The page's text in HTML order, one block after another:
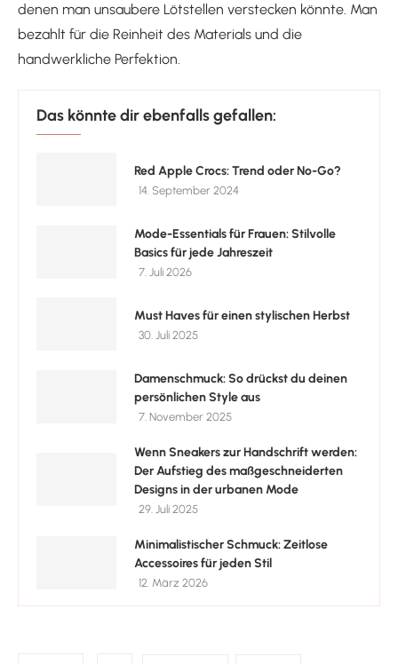
denen man unsaubere Lötstellen verstecken könnte. Man
bezahlt für die Reinheit des Materials und die
handwerkliche Perfektion.
Das könnte dir ebenfalls gefallen:
Red Apple Crocs: Trend oder No-Go?
14. September 2024
Mode-Essentials für Frauen: Stilvolle
Basics für jede Jahreszeit
7. Juli 2026
Must Haves für einen stylischen Herbst
30. Juli 2025
Damenschmuck: So drückst du deinen
persönlichen Style aus
7. November 2025
Wenn Sneakers zur Handschrift werden:
Der Aufstieg des maßgeschneiderten
Designs in der urbanen Mode
29. Juli 2025
Minimalistischer Schmuck: Zeitlose
Accessoires für jeden Stil
12. März 2026